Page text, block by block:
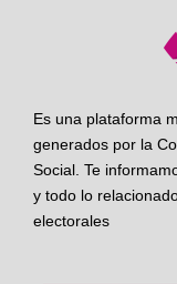
Es una plataforma
generados por la
Social. Te
y todo lo
electorales